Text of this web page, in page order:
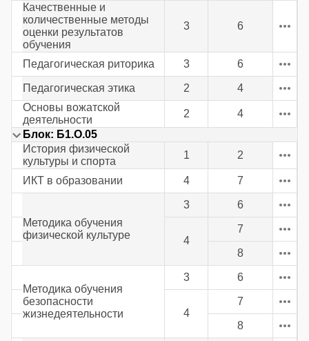
Качественные и
количественные методы
оценки результатов
обучения
3 6
Педагогическая риторика 3 6
Педагогическая этика 2
4
Основы вожатской
деятельности
2
4
Блок: Б1.О.05
История физической
культуры и спорта
1 2
ИКТ в образовании 4 7
Методика обучения
физической культуре
3 6
4
7
8
Методика обучения
безопасности
жизнедеятельности
3 6
4
7
8